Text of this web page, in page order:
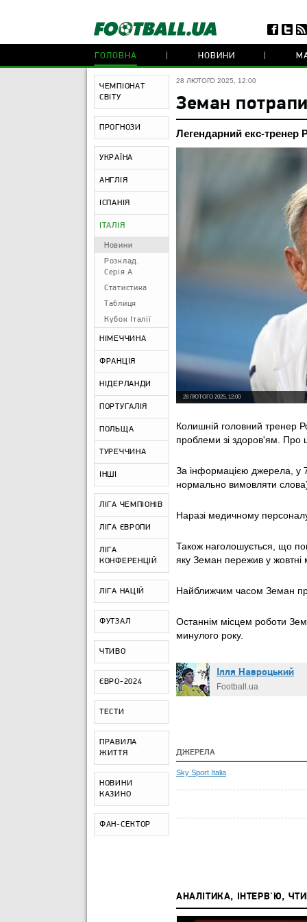
ГОЛОВНА НОВИНИ
ЧЕМПІОНАТ
СВІТУ
ПРОГНОЗИ
УКРАЇНА
АНГЛІЯ
ІСПАНІЯ
ІТАЛІЯ
Новини
Розклад.
Серія А
Статистика
Таблиця
Кубок Італії
НІМЕЧЧИНА
ФРАНЦІЯ
НІДЕРЛАНДИ
ПОРТУГАЛІЯ
ПОЛЬЩА
ТУРЕЧЧИНА
ІНШІ
ЛІГА ЧЕМПІОНІВ
ЛІГА ЄВРОПИ
ЛІГА
КОНФЕРЕНЦІЙ
ЛІГА НАЦІЙ
ФУТЗАЛ
ЧТИВО
ЄВРО-2024
ТЕСТИ
ПРАВИЛА
ЖИТТЯ
НОВИНИ
КАЗИНО
ФАН-СЕКТОР
28 ЛЮТОГО 2025, 12:00
Земан
Легендарний екс-
28 ЛЮТОГО 2025, 12:00
Колишній головний тренер
проблеми зі здоров'ям. Про
За інформацією джерела, у
нормально вимовляти слова)
Наразі медичному
Також наголошується, що
яку Земан пережив у жовтні
Найближчим часом Земан
Останнім місцем роботи
минулого року.
Ілля Навроцький
Football.ua
ДЖЕРЕЛА
Sky Sport Italia
АНАЛІТИКА, ІНТЕРВ'Ю,